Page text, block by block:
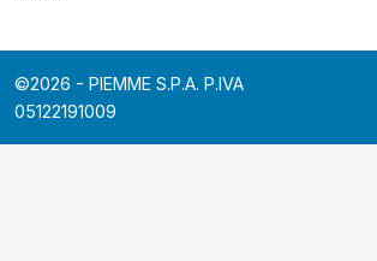
©2026 - PIEMME S.P.A. P.IVA
05122191009